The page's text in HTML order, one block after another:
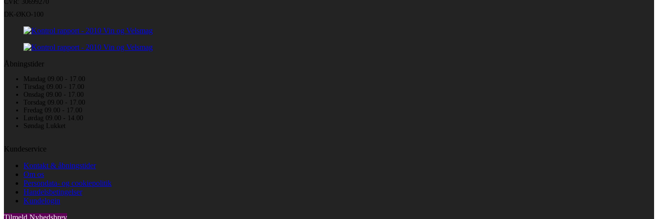
CVR: 30699270
DK-ØKO-100
Åbningstider
Mandag 09.00 - 17.00
Tirsdag 09.00 - 17.00
Onsdag 09.00 - 17.00
Torsdag 09.00 - 17.00
Fredag 09.00 - 17.00
Lørdag 09.00 - 14.00
Søndag Lukket
Kundeservice
Kontakt & åbningstider
Om os
Persondata- og cookiepolitik
Handelsbetingelser
Kundelogin